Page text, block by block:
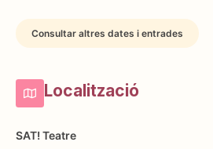
Consultar altres dates i entrades
Localització
SAT! Teatre